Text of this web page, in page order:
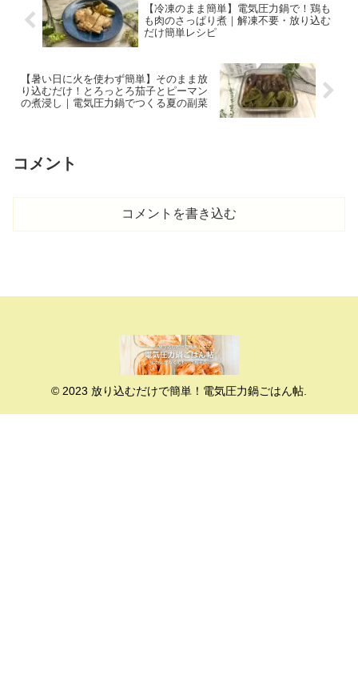
【冷凍のまま簡単】電気圧力鍋で！鶏も
も肉のさっぱり煮｜解凍不要・放り込む
だけ簡単レシピ
【暑い日に火を使わず簡単】そのまま放
り込むだけ！とろっとろ茄子とピーマン
の煮浸し｜電気圧力鍋でつくる夏の副菜
コメント
コメントを書き込む
© 2023 放り込むだけで簡単！電気圧力鍋ごはん帖.